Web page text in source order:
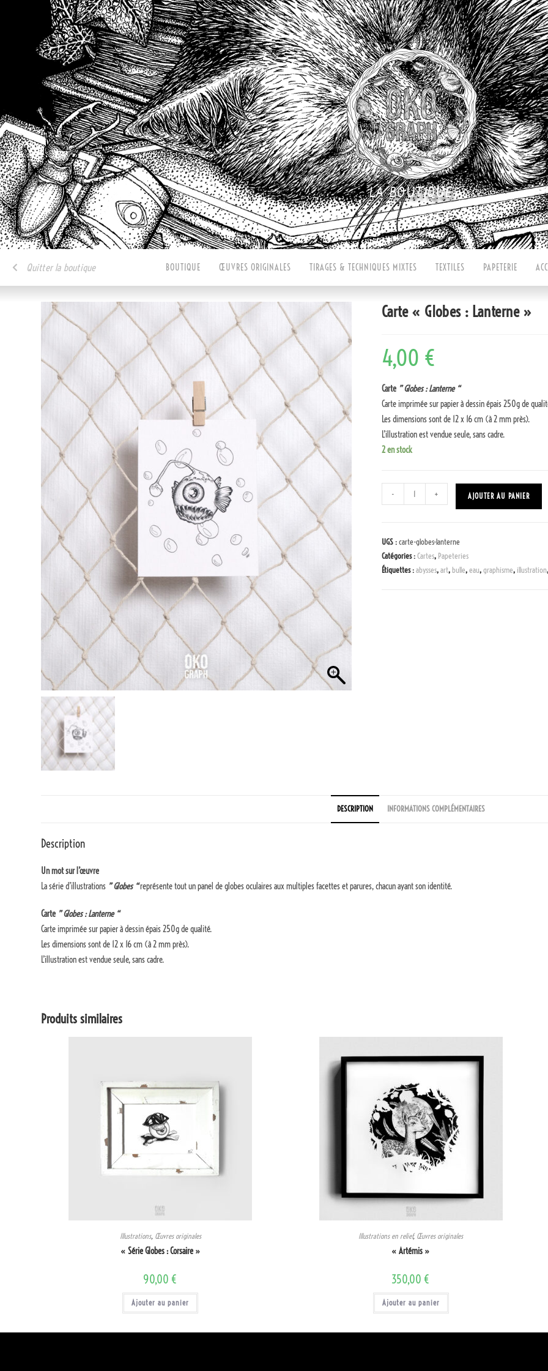
LA BOUTIQUE
Quitter la boutique BOUTIQUE ŒUVRES ORIGINALES TIRAGES & TECHNIQUES MIXTES TEXTILES PAPETERIE
Carte « Globes : Lanterne »
4,00 €
Carte” Globes : Lanterne “
Carte imprimée sur papier à dessin épais 250g de
Les dimensions sont de 12 x 16 cm (à 2 mm près).
L’illustration est vendue seule, sans cadre.
2 en stock
- + AJOUTER AU PANIER
UGS :carte-globes-lanterne
Catégories :Cartes, Papeteries
Étiquettes :abysses,art,bulle,eau,graphisme, illustration
DESCRIPTION INFORMATIONS COMPLÉMENTAIRES
Description
Un mot sur l’œuvre
La série d’illustrations ” Globes “représente tout un panel de globes oculaires aux multiples facettes et parures, chacun ayant son identité.
Carte ” Globes : Lanterne “
Carte imprimée sur papier à dessin épais 250g de qualité.
Les dimensions sont de 12 x 16 cm (à 2 mm près).
L’illustration est vendue seule, sans cadre.
Produits similaires
Illustrations, Œuvres originales
« Série Globes : Corsaire »
90,00€
Ajouter au panier
Illustrations en relief, Œuvres originales
« Artémis »
350,00€
Ajouter au panier